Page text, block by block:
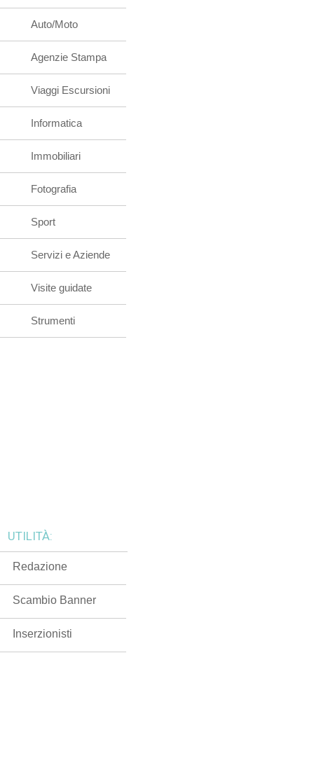
Auto/Moto
Agenzie Stampa
Viaggi Escursioni
Informatica
Immobiliari
Fotografia
Sport
Servizi e Aziende
Visite guidate
Strumenti
UTILITÀ:
Redazione
Scambio Banner
Inserzionisti